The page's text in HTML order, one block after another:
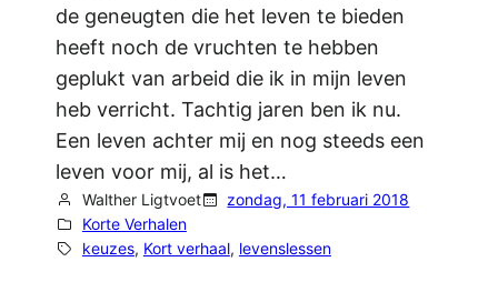
de geneugten die het leven te bieden
heeft noch de vruchten te hebben
geplukt van arbeid die ik in mijn leven
heb verricht. Tachtig jaren ben ik nu.
Een leven achter mij en nog steeds een
leven voor mij, al is het…
Walther Ligtvoet
zondag, 11 februari 2018
Korte Verhalen
keuzes, Kort verhaal, levenslessen